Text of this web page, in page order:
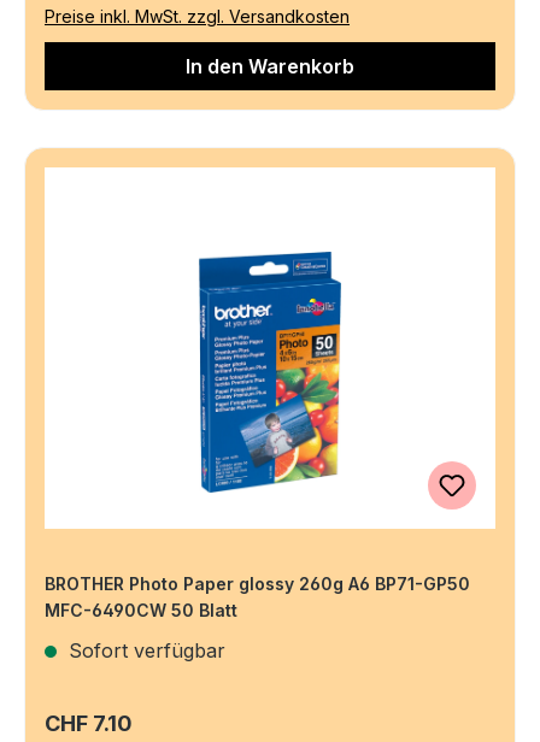
Preise inkl. MwSt. zzgl. Versandkosten
In den Warenkorb
BROTHER Photo Paper glossy 260g A6 BP71-GP50
MFC-6490CW 50 Blatt
Sofort verfügbar
Regulärer Preis:
CHF 7.10